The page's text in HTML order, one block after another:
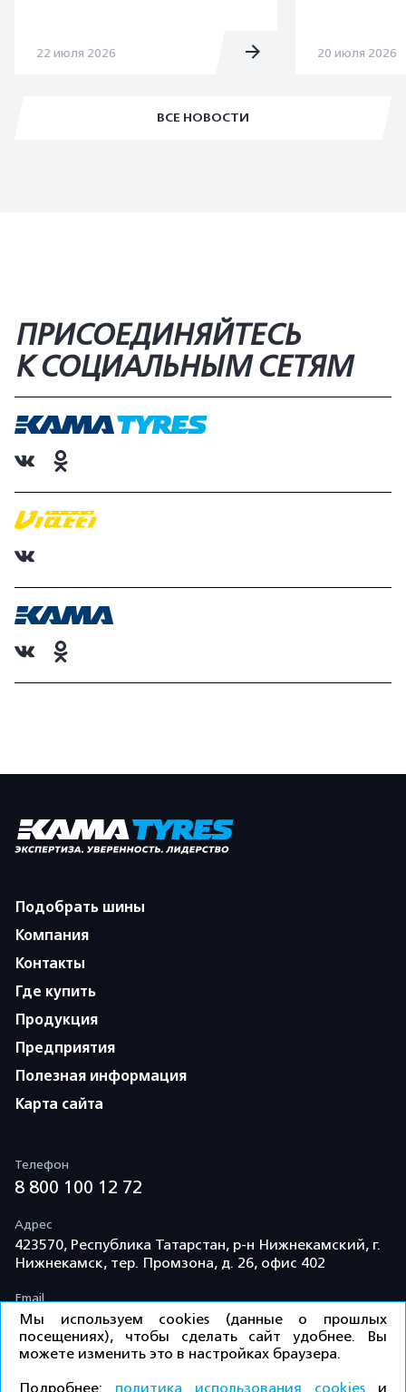
ВСЕ НОВОСТИ
22 июля 2026 20 июля 2026
ПРИСОЕДИНЯЙТЕСЬ
К СОЦИАЛЬНЫМ СЕТЯМ
Подобрать шины
Компания
Контакты
Где купить
Продукция
Предприятия
Полезная информация
Карта сайта
Телефон
8 800 100 12 72
Адрес
423570, Республика Татарстан, р-н Нижнекамский, г.
Нижнекамск, тер. Промзона, д. 26, офис 402
Email
info@td-kama.com
©ООО «Торговый дом «Кама» 2026 / Все права
Мы используем cookies (данные о прошлых
посещениях), чтобы сделать сайт удобнее. Вы
можете изменить это в настройках браузера.
Подробнее: политика использования cookies и